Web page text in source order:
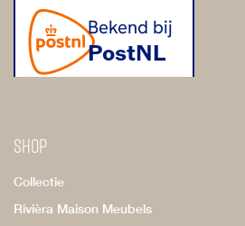
Shop
Collectie
Rivièra Maison Meubels